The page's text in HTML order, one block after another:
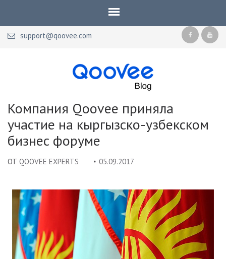
support@qoovee.com
Qoovee Blog
Компания Qoovee приняла
участие на кыргызско-узбекском
бизнес форуме
ОТ QOOVEE EXPERTS 05.09.2017